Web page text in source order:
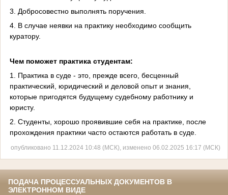
3. Добросовестно выполнять поручения.
4. В случае неявки на практику необходимо сообщить
куратору.
Чем поможет практика студентам:
1. Практика в суде - это, прежде всего, бесценный
практический, юридический и деловой опыт и знания,
которые пригодятся будущему судебному работнику и
юристу.
2. Студенты, хорошо проявившие себя на практике, после
прохождения практики часто остаются работать в суде.
опубликовано 11.12.2024 10:48 (МСК), изменено 06.02.2025 16:17 (МСК)
ПОДАЧА ПРОЦЕССУАЛЬНЫХ ДОКУМЕНТОВ В
ЭЛЕКТРОННОМ ВИДЕ